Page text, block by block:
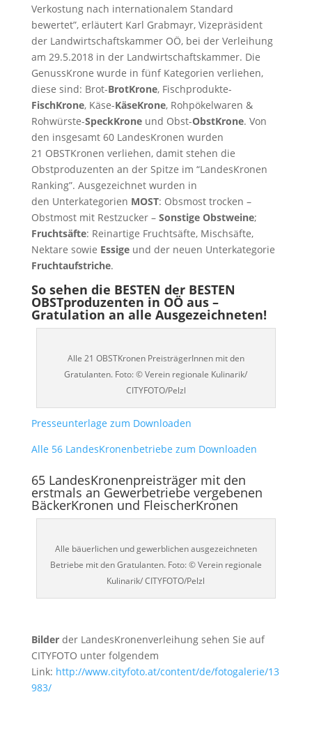
Verkostung nach internationalem Standard
bewertet”, erläutert Karl Grabmayr, Vizepräsident
der Landwirtschaftskammer OÖ, bei der Verleihung
am 29.5.2018 in der Landwirtschaftskammer. Die
GenussKrone wurde in fünf Kategorien verliehen,
diese sind: Brot-BrotKrone, Fischprodukte-
FischKrone, Käse-KäseKrone, Rohpökelwaren &
Rohwürste-SpeckKroneund Obst-ObstKrone. Von
den insgesamt 60 LandesKronen wurden
21 OBSTKronen verliehen, damit stehen die
Obstproduzenten an der Spitze im “LandesKronen
Ranking”. Ausgezeichnet wurden in
den Unterkategorien MOST: Obsmost trocken –
Obstmost mit Restzucker – Sonstige Obstweine;
Fruchtsäfte: Reinartige Fruchtsäfte, Mischsäfte,
Nektare sowie Essigeund der neuen Unterkategorie
Fruchtaufstriche.
So sehen die BESTEN der BESTEN
OBSTproduzenten in OÖ aus –
Gratulation an alle Ausgezeichneten!
Alle 21 OBSTKronen PreisträgerInnen mit den
Gratulanten. Foto: © Verein regionale Kulinarik/
CITYFOTO/Pelzl
Presseunterlage zum Downloaden
Alle 56 LandesKronenbetriebe zum Downloaden
65 LandesKronenpreisträger mit den
erstmals an Gewerbetriebe vergebenen
BäckerKronen und FleischerKronen
Alle bäuerlichen und gewerblichen ausgezeichneten
Betriebe mit den Gratulanten. Foto: © Verein regionale
Kulinarik/ CITYFOTO/Pelzl
Bilderder LandesKronenverleihung sehen Sie auf
CITYFOTO unter folgendem
Link: http://www.cityfoto.at/content/de/fotogalerie/13
983/